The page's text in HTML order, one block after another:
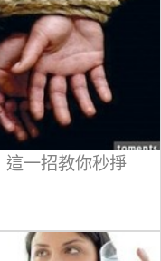
這一招教你秒掙